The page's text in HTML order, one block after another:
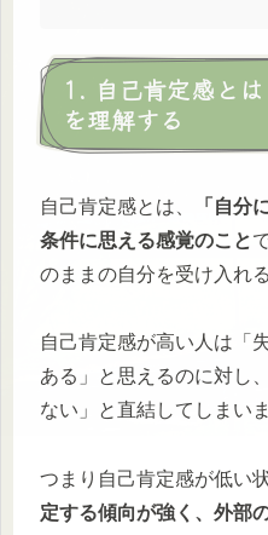
1. 自己肯定感と
を理解する
自己肯定感とは、
「自分
条件に思える感覚のこと
のままの自分を受け入れ
自己肯定感が高い人は「
ある」と思えるのに対し
ない」と直結してしまいま
つまり自己肯定感が低い
定する傾向が強く、外部